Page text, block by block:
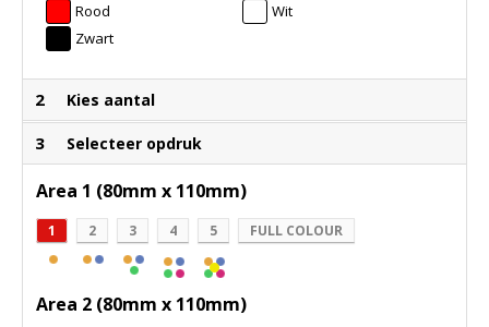
Rood
Wit
Zwart
2 Kies aantal
3 Selecteer opdruk
Area 1 (80mm x 110mm)
1 2 3 4 5 FULL COLOUR
Area 2 (80mm x 110mm)